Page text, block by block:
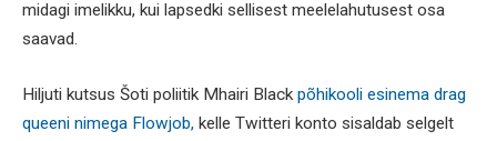
midagi imelikku, kui lapsedki sellisest meelelahutusest osa
saavad.
Hiljuti kutsus Šoti poliitik Mhairi Blackpõhikooli esinema drag
queeni nimega Flowjob, kelle Twitteri konto sisaldab selgelt